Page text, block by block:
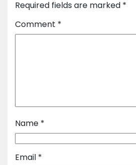
Required fields are marked *
Comment *
Name *
Email *